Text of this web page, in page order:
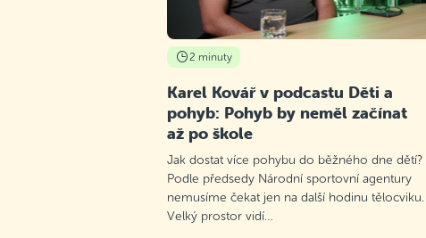
2 minuty
Karel Kovář v podcastu Děti a
pohyb: Pohyb by neměl začínat
až po škole
Jak dostat více pohybu do běžného dne dětí?
Podle předsedy Národní sportovní agentury
nemusíme čekat jen na další hodinu tělocviku.
Velký prostor vidí…